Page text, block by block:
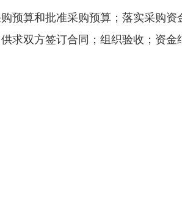
算和批准采购预算；落实采购资
求双方签订合同；组织验收；资金